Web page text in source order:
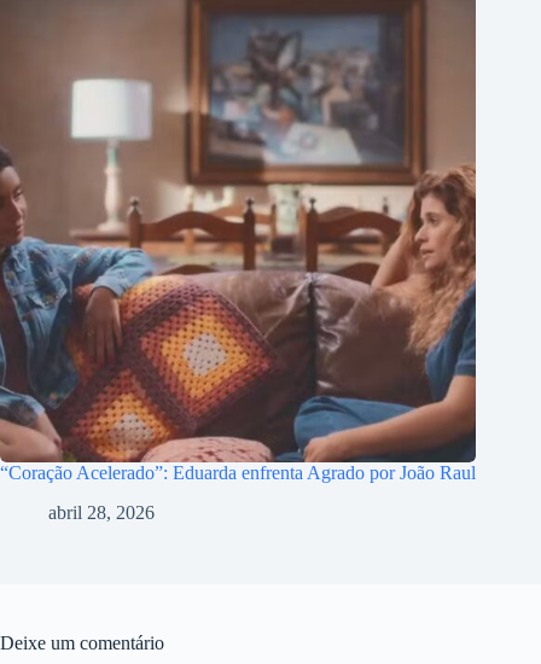
“Coração Acelerado”: Eduarda enfrenta Agrado por João Raul
abril 28, 2026
Deixe um comentário